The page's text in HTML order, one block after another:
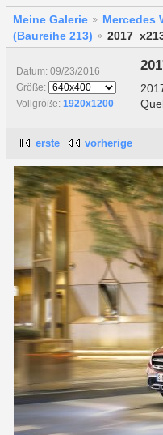
Meine Galerie Mercedes
(Baureihe 213)
Datum: 09/23/2016
Größe:
Vollgröße: 1920x1200
erste vorherige